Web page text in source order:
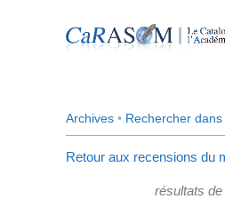
Archives • Rechercher
Retour aux recensions du
résultats